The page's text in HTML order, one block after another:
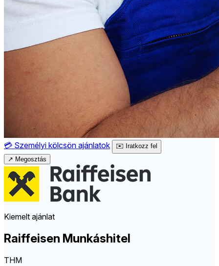
💳 Személyi kölcsön ajánlatok ✉️ Iratkozz fel
↗ Megosztás
Kiemelt ajánlat
Raiffeisen Munkáshitel
THM